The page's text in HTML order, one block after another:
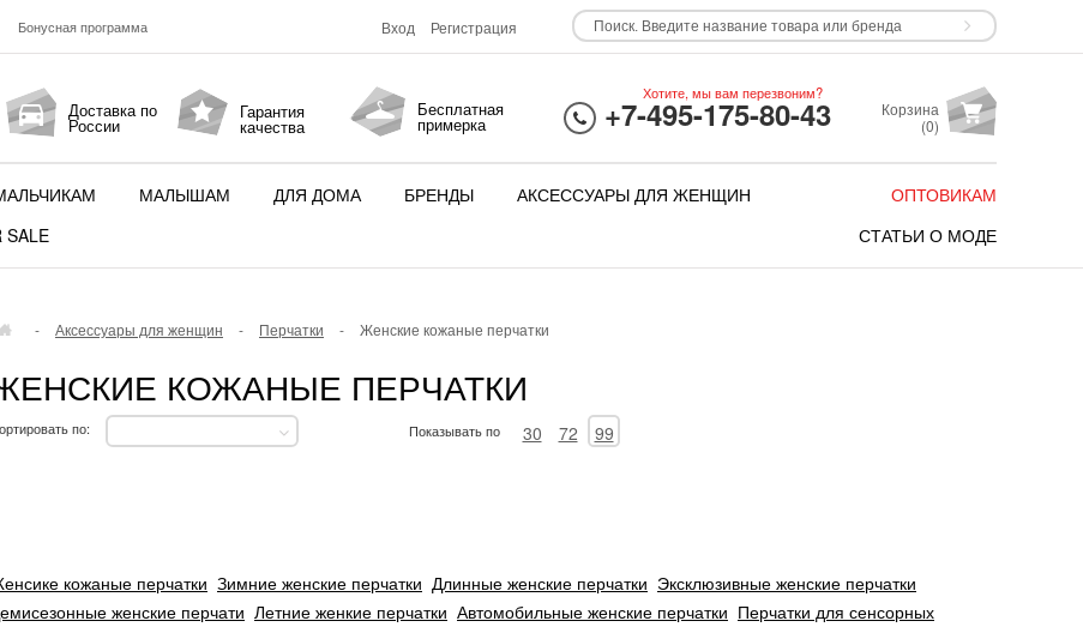
Бонусная программа Вход Регистрация
Доставка по
России
Гарантия
качества
Бесплатная
примерка
Хотите, мы вам перезвоним?
+7-495-175-80-43
Корзина
(0)
МАЛЫШАМ ДЛЯ ДОМА БРЕНДЫ
АКСЕССУАРЫ ДЛЯ ЖЕНЩИН
SALE
ОПТОВИКАМ
СТАТЬИ О МОДЕ
- Аксессуары для женщин - Перчатки - Женские кожаные перчатки
КОЖАНЫЕ ПЕРЧАТКИ
по: Показывать по 30 72 99
кожаные перчатки Зимние женские перчатки Длинные женские перчатки Эксклюзивные женские перчатки
женские перчати Летние женкие перчатки Автомобильные женские перчатки Перчатки для сенсорных